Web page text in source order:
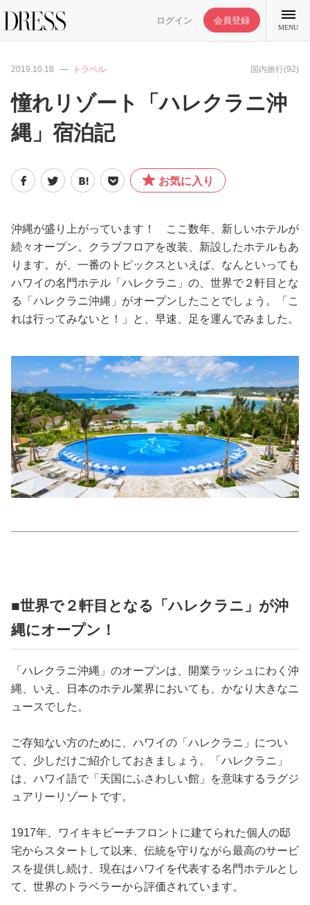
ログイン 会員登録
MENU
特集記事
DRESS部活
ファッション
恋愛/結婚/離婚
ワークスタイル
妊娠/出産/家族
ココロ/カラダ
グルメ
占い
性と愛
ゲーム
2019.10.18 トラベル 国内旅行(92)
憧れリゾート「ハレクラニ沖
縄」宿泊記
お気に入り
沖縄が盛り上がっています！ ここ数年、新しいホテルが
続々オープン。クラブフロアを改装、新設したホテルもあ
ります。が、一番のトピックスといえば、なんといっても
ハワイの名門ホテル「ハレクラニ」の、世界で２軒目とな
る「ハレクラニ沖縄」がオープンしたことでしょう。「こ
れは行ってみないと！」と、早速、足を運んでみました。
■世界で２軒目となる「ハレクラニ」が沖
縄にオープン！
「ハレクラニ沖縄」のオープンは、開業ラッシュにわく沖
縄、いえ、日本のホテル業界においても、かなり大きなニ
ュースでした。
ご存知ない方のために、ハワイの「ハレクラニ」につい
て、少しだけご紹介しておきましょう。「ハレクラニ」
は、ハワイ語で「天国にふさわしい館」を意味するラグジ
ュアリーリゾートです。
1917年、ワイキキビーチフロントに建てられた個人の邸
宅からスタートして以来、伝統を守りながら最高のサービ
スを提供し続け、現在はハワイを代表する名門ホテルとし
て、世界のトラベラーから評価されています。